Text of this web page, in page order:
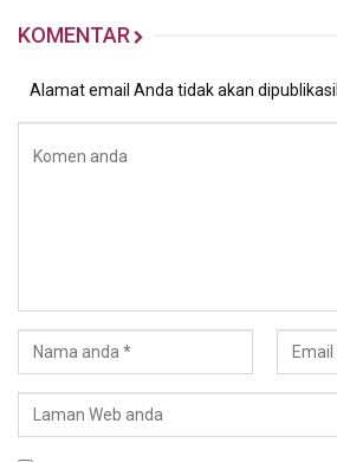
KOMENTAR
Alamat email Anda tidak akan